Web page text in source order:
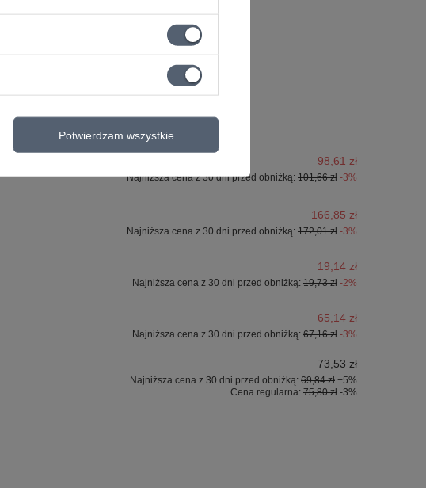
98,61 zł
Najniższa cena z 30 dni przed obniżką: 101,66 zł -3%
166,85 zł
Najniższa cena z 30 dni przed obniżką: 172,01 zł -3%
19,14 zł
Najniższa cena z 30 dni przed obniżką: 19,73 zł -2%
65,14 zł
Najniższa cena z 30 dni przed obniżką: 67,16 zł -3%
73,53 zł
Najniższa cena z 30 dni przed obniżką: 69,84 zł +5%
Cena regularna: 75,80 zł -3%
Potwierdzam wszystkie